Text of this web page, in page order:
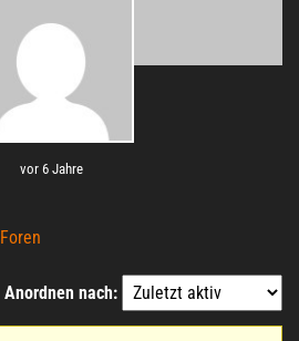
vor 6 Jahre
Foren
Anordnen nach: